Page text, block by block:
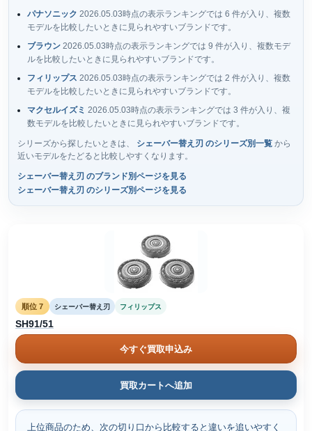
パナソニック 2026.05.03時点の表示ランキングでは 6 件が入り、複数
モデルを比較したいときに見られやすいブランドです。
ブラウン 2026.05.03時点の表示ランキングでは 9 件が入り、複数モデ
ルを比較したいときに見られやすいブランドです。
フィリップス 2026.05.03時点の表示ランキングでは 2 件が入り、複数
モデルを比較したいときに見られやすいブランドです。
マクセルイズミ 2026.05.03時点の表示ランキングでは 3 件が入り、複
数モデルを比較したいときに見られやすいブランドです。
シリーズから探したいときは、 シェーバー替え刃 のシリーズ別一覧 から
近いモデルをたどると比較しやすくなります。
シェーバー替え刃 のブランド別ページを見る
シェーバー替え刃 のシリーズ別ページを見る
順位 7 シェーバー替え刃 フィリップス
SH91/51
今すぐ買取申込み
買取カートへ追加
上位商品のため、次の切り口から比較すると違いを追いやすく